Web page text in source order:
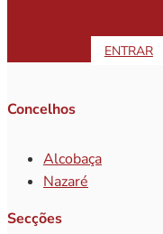
ENTRAR
Concelhos
Alcobaça
Nazaré
Secções